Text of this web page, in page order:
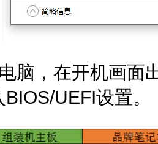
脑，在开机画面
UEFI设置。